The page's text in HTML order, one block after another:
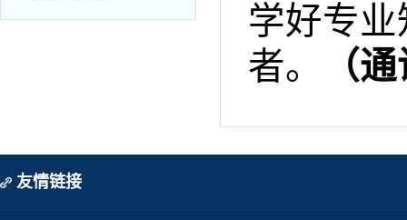
学好专
者。
（
友情链接